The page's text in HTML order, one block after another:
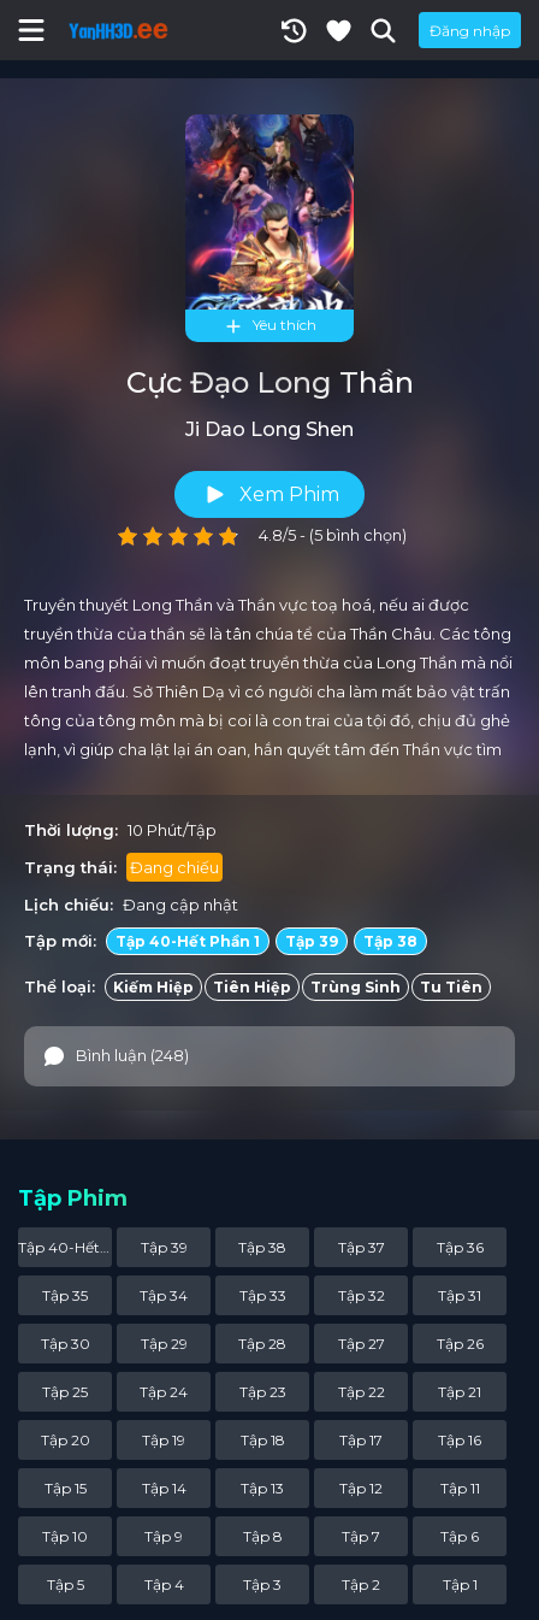
Đăng nhập
Yêu thích
Cực Đạo Long Thần
Ji Dao Long Shen
Xem Phim
4.8/5 - (5 bình chọn)
Truyền thuyết Long Thần và Thần vực toạ hoá, nếu ai được
truyền thừa của thần sẽ là tân chúa tể của Thần Châu. Các tông
môn bang phái vì muốn đoạt truyền thừa của Long Thần mà nổi
lên tranh đấu. Sở Thiên Dạ vì có người cha làm mất bảo vật trấn
tông của tông môn mà bị coi là con trai của tội đồ, chịu đủ ghẻ
lạnh, vì giúp cha lật lại án oan, hắn quyết tâm đến Thần vực tìm
Thời lượng: 10 Phút/Tập
Trạng thái:
Đang chiếu
Lịch chiếu: Đang cập nhật
Tập mới:
Tập 40-Hết Phần 1 Tập 39 Tập 38
Thể loại: Kiếm Hiệp Tiên Hiệp Trùng Sinh Tu Tiên
Bình luận (248)
Tập Phim
Tập 39 Tập 38 Tập 37 Tập 36
Tập 35 Tập 34 Tập 33 Tập 32 Tập 31
Tập 30 Tập 29 Tập 28 Tập 27 Tập 26
Tập 25 Tập 24 Tập 23 Tập 22 Tập 21
Tập 20 Tập 19 Tập 18 Tập 17 Tập 16
Tập 15 Tập 14 Tập 13 Tập 12 Tập 11
Tập 10 Tập 9 Tập 8 Tập 7 Tập 6
Tập 5 Tập 4 Tập 3 Tập 2 Tập 1